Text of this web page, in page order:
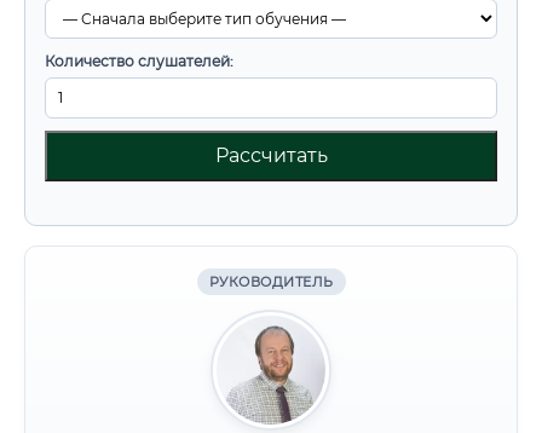
Количество слушателей:
Рассчитать
РУКОВОДИТЕЛЬ